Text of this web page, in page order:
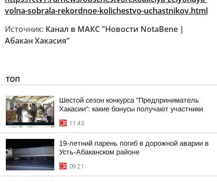
volna-sobrala-rekordnoe-kolichestvo-uchastnikov.html
Источник: Канал в МАКС "Новости NotaBene |
Абакан Хакасия"
ТОП
Шестой сезон конкурса "Предприниматель
Хакасии": какие бонусы получают участники
11:43
19-летний парень погиб в дорожной аварии в
Усть-Абаканском районе
09:21